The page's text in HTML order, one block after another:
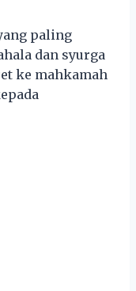
paling
dan syurga
ke mahkamah